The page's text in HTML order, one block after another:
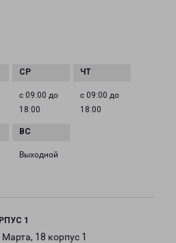
с 09:00 до
18:00
с 09:00 до
18:00
Выходной
1
18 корпус 1